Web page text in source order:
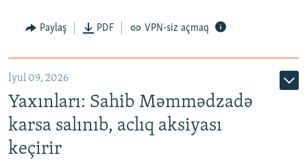
Paylaş PDF VPN-siz açmaq
İyul 09, 2026
Yaxınları: Sahib Məmmədzadə
karsa salınıb, aclıq aksiyası
keçirir